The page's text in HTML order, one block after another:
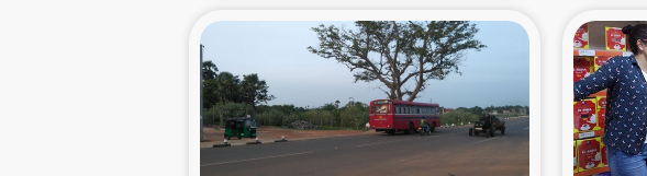
トルコ・シリア地震被災者支援
コーヒー生産者支援